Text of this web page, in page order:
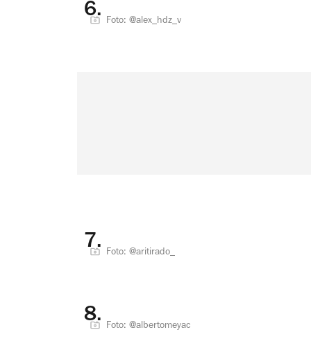
6. Foto: @alex_hdz_v
7. Foto: @aritirado_
8. Foto: @albertomeyac